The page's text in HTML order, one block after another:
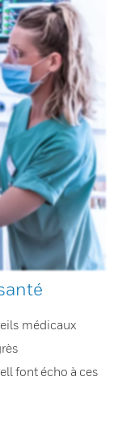
médicaux
font écho à ces